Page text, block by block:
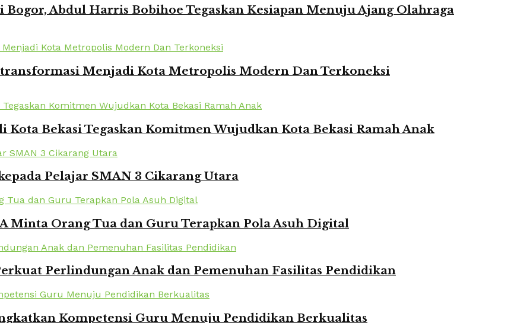
Abdul Harris Bobihoe Tegaskan Kesiapan Menuju Ajang Olahraga
Menjadi Kota Metropolis Modern Dan Terkoneksi
Bekasi Tegaskan Komitmen Wujudkan Kota Bekasi Ramah Anak
Pelajar SMAN 3 Cikarang Utara
Minta Orang Tua dan Guru Terapkan Pola Asuh Digital
Perlindungan Anak dan Pemenuhan Fasilitas Pendidikan
Kompetensi Guru Menuju Pendidikan Berkualitas